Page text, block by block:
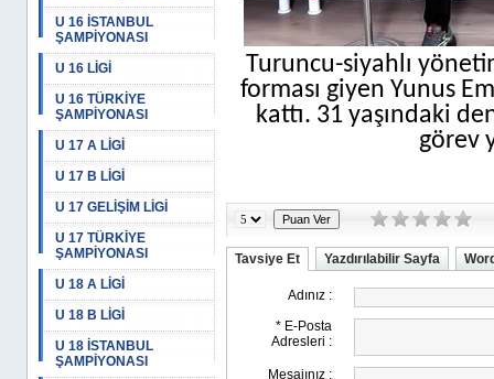
U 16 İSTANBUL
ŞAMPİYONASI
U 16 LİGİ
U 16 TÜRKİYE
ŞAMPİYONASI
U 17 A LİGİ
U 17 B LİGİ
U 17 GELİŞİM LİGİ
U 17 TÜRKİYE
ŞAMPİYONASI
U 18 A LİGİ
U 18 B LİGİ
U 18 İSTANBUL
ŞAMPİYONASI
Turuncu-siyahlı
forması giyen Yunus
kattı. 31 yaşındaki
görev
Tavsiye Et Yazdırılabilir Sayfa